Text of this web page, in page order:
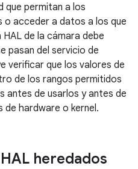
que permitan a los
acceder a datos a los que
de la cámara debe
pasan del servicio de
verificar que los valores de
de los rangos permitidos
de usarlos y antes de
hardware o kernel.
heredados